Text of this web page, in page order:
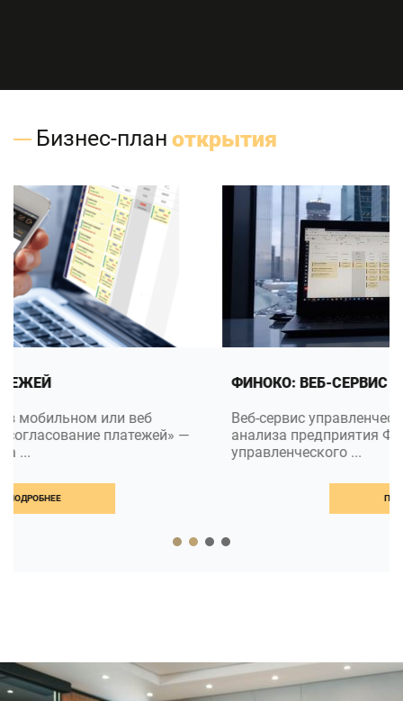
Бизнес-план открытия
ФИНОКО: ВЕБ-СЕРВИС
Веб-сервис управленческого учета и финансового
анализа предприятия Финоко - это программа для
управленческого ...